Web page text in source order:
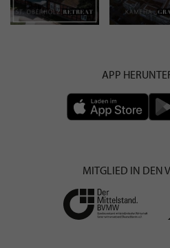
APP
MITGLIED IN DEN